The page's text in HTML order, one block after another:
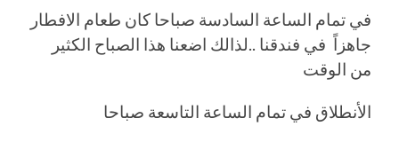
في تمام الساعة السادسة صباحا كان طعام الافطار
جاهزاً في فندقنا ..لذالك اضعنا هذا الصباح الكثير
من الوقت
الأنطلاق في تمام الساعة التاسعة صباحا